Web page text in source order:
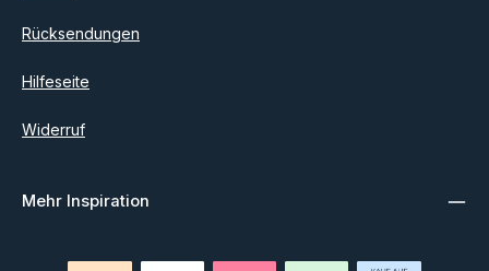
Rücksendungen
Hilfeseite
Widerruf
Mehr Inspiration